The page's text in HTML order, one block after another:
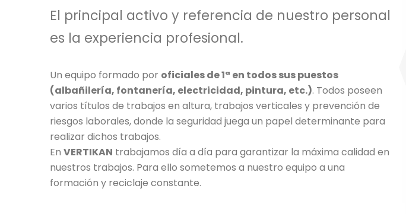
El principal activo y referencia de nuestro personal
es la experiencia profesional.
Un equipo formado por oficiales de 1ª en todos sus puestos
(albañilería, fontanería, electricidad, pintura, etc.). Todos poseen
varios títulos de trabajos en altura, trabajos verticales y prevención de
riesgos laborales, donde la seguridad juega un papel determinante para
realizar dichos trabajos.
En VERTIKAN trabajamos día a día para garantizar la máxima calidad en
nuestros trabajos. Para ello sometemos a nuestro equipo a una
formación y reciclaje constante.